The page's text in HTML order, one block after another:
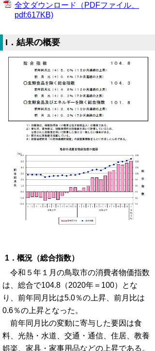
全文ダウンロード（PDFファイル、
pdf:617KB)
I．結果の概要
1．概況（総合指数）
令和５年１月の鳥取市の消費者物価指数
は、総合で104.8（2020年＝100）とな
り、前年同月比は5.0％の上昇、前月比は
0.6％の上昇となった。
前年同月比の変動に寄与した要因は食
料、光熱・水道、交通・通信、住居、教養
娯楽、家具・家事用品などの上昇である。